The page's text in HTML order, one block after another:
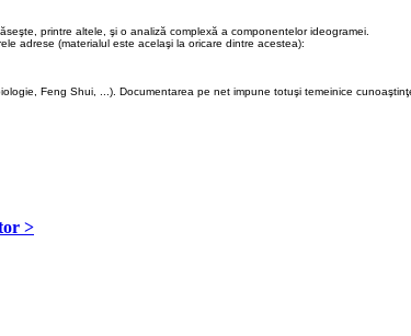
printre altele, şi o analiză complexă a componentelor ideogramei.
adrese (materialul este acelaşi la oricare dintre acestea):
Feng Shui, ...). Documentarea pe net impune totuşi temeinice
>